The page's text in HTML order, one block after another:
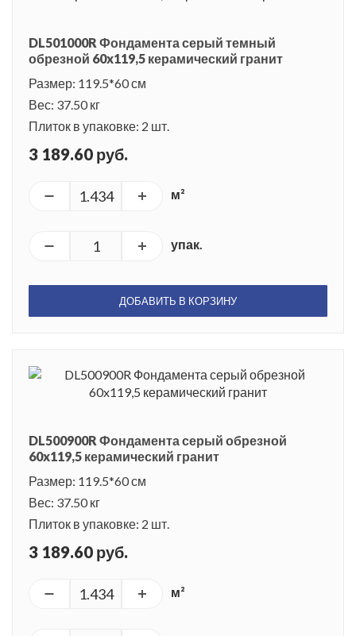
DL501000R Фондамента серый темный
обрезной 60x119,5 керамический гранит
Размер: 119.5*60 см
Вес: 37.50 кг
Плиток в упаковке: 2 шт.
3 189.60 руб.
м²
упак.
ДОБАВИТЬ В КОРЗИНУ
DL500900R Фондамента серый обрезной
60x119,5 керамический гранит
Размер: 119.5*60 см
Вес: 37.50 кг
Плиток в упаковке: 2 шт.
3 189.60 руб.
м²